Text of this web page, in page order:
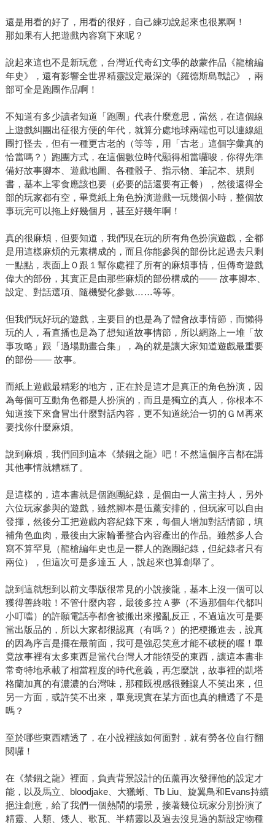
還是用看的好了，用看的很好，自己練功說起來也很累啊！
那如果有人把遊戲內容寫下來呢？
說起來這也不是新玩意，台灣近代奇幻文學的啟蒙作品《龍槍編
年史》，還有影響全世界精靈設定最深的《羅德斯島戰記》，兩
部可全是跑團作品啊！
不知道有多少讀者知道「跑團」代表什麼意思，當然，在這個線
上遊戲糾團出征很方便的年代，就算分處地球兩端也可以連線組
團打怪去，但有一種更古老的（等等，用「古老」這個字彙真的
恰當嗎？）跑團方式，在這個數位時代顯得相當囉唆，你得先準
備好故事腳本、遊戲地圖、各種骰子、指示物、筆記本、規則
書，基本上零食應該也要（必要的話還要有正餐），然後還得全
部的玩家都有空，畢竟紙上角色扮演遊戲一玩幾個小時，整個故
事玩完可以拖上好幾個月，甚至好幾年啊！
真的很麻煩，但要知道，我們現在玩的所有角色扮演遊戲，全都
是用這樣麻煩的元素構成的，而且你能參與的部份比起過去只剩
一點點，表面上０跟１幫你處裡了所有的麻煩事情，但傳奇遊戲
偉大的部份，其實正是由那些麻煩的部份構成的—— 故事腳本、
設定、對話選項、隨機變化參數……等等。
但我們玩好玩的遊戲，主要目的也是為了體會故事情節，而懶得
玩的人，看直播也是為了想知道故事情節，所以網路上一堆「故
事攻略」跟「過場動畫合集」，為的就是讓大家知道遊戲最重要
的部份—— 故事。
而紙上遊戲最精彩的地方，正在於是這才是真正的角色扮演，因
為每個可互動角色都是人扮演的，而且是獨立的真人，你根本不
知道接下來會冒出什麼對話內容，更不知道統治一切的ＧＭ再來
要找你什麼麻煩。
說到麻煩，我們回到這本《禁錮之龍》吧！不然這個序言都在講
其他事情就糟糕了。
是這樣的，這本書就是個跑團紀錄，是個由一人當主持人，另外
六位玩家參與的遊戲，雖然腳本是伍薰安排的，但玩家可以自由
發揮，然後分工把遊戲內容紀錄下來，每個人增加對話情節，填
補角色血肉，最後由大家輪番整合內容產出的作品。雖然多人合
寫不算罕見（龍槍編年史也是一群人的跑團紀錄，但紀錄者只有
兩位），但這次可是多達五 人，說起來也算創舉了。
說到這就想到以前文學版很常見的小說接龍，基本上沒一個可以
獲得善終啦！不管什麼內容，最後多拉Ａ夢（不過那個年代都叫
小叮噹）的許願電話亭都會被搬出來撥亂反正，不過這次可是要
當出版品的，所以大家都很認真（有嗎？）的把梗搬進去，說真
的因為序言是擺在最前面，我可是強忍笑意才能不破梗的喔！畢
竟故事裡有太多東西是當代台灣人才能領受的東西，讓這本書非
常奇特地承載了相當程度的時代意義，再怎麼說，故事裡的凱塔
格蘭加真的有濃濃的台灣味，那種既視感很難讓人不笑出來，但
另一方面，或許笑不出來，畢竟現實在某方面也真的糟透了不是
嗎？
至於哪些東西糟透了，在小說裡該如何面對，就有勞各位自行翻
閱囉！
在《禁錮之龍》裡面，負責背景設計的伍薰再次發揮他的設定才
能，以及馬立、bloodjake、大獵蜥、Tb Liu、旋翼鳥和Evans持續
挹注創意，給了我們一個熱鬧的場景，接著幾位玩家分別扮演了
精靈、人類、矮人、歌瓦、半精靈以及過去沒見過的新設定物種